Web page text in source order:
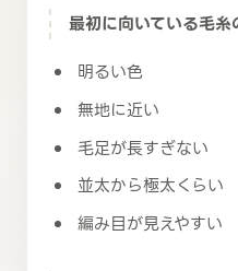
最初に向いている毛糸
明るい色
無地に近い
毛足が長すぎない
並太から極太くらい
編み目が見えやすい